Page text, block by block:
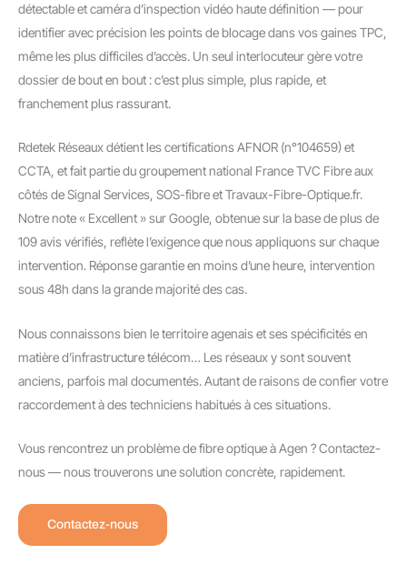
détectable et caméra d’inspection vidéo haute définition — pour
identifier avec précision les points de blocage dans vos gaines TPC,
même les plus difficiles d’accès. Un seul interlocuteur gère votre
dossier de bout en bout : c’est plus simple, plus rapide, et
franchement plus rassurant.
Rdetek Réseaux détient les certifications AFNOR (n°104659) et
CCTA, et fait partie du groupement national France TVC Fibre aux
côtés de Signal Services, SOS-fibre et Travaux-Fibre-Optique.fr.
Notre note « Excellent » sur Google, obtenue sur la base de plus de
109 avis vérifiés, reflète l’exigence que nous appliquons sur chaque
intervention. Réponse garantie en moins d’une heure, intervention
sous 48h dans la grande majorité des cas.
Nous connaissons bien le territoire agenais et ses spécificités en
matière d’infrastructure télécom… Les réseaux y sont souvent
anciens, parfois mal documentés. Autant de raisons de confier votre
raccordement à des techniciens habitués à ces situations.
Vous rencontrez un problème de fibre optique à Agen ? Contactez-
nous — nous trouverons une solution concrète, rapidement.
Contactez-nous